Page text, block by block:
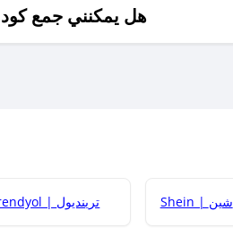
هل يمكنني جمع
Trendyol | ترينديول Shein | شين